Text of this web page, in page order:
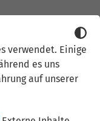
verwendet. Einige
es uns
auf unserer
Ihnen